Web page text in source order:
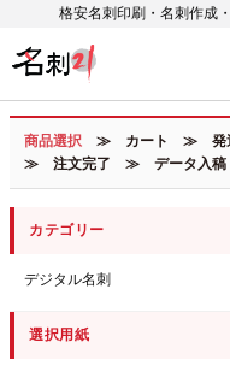
格安名刺印刷・名刺作成
商品選択 ≫ カート ≫ 発送
≫ 注文完了 ≫ データ入稿
カテゴリー
デジタル名刺
選択用紙